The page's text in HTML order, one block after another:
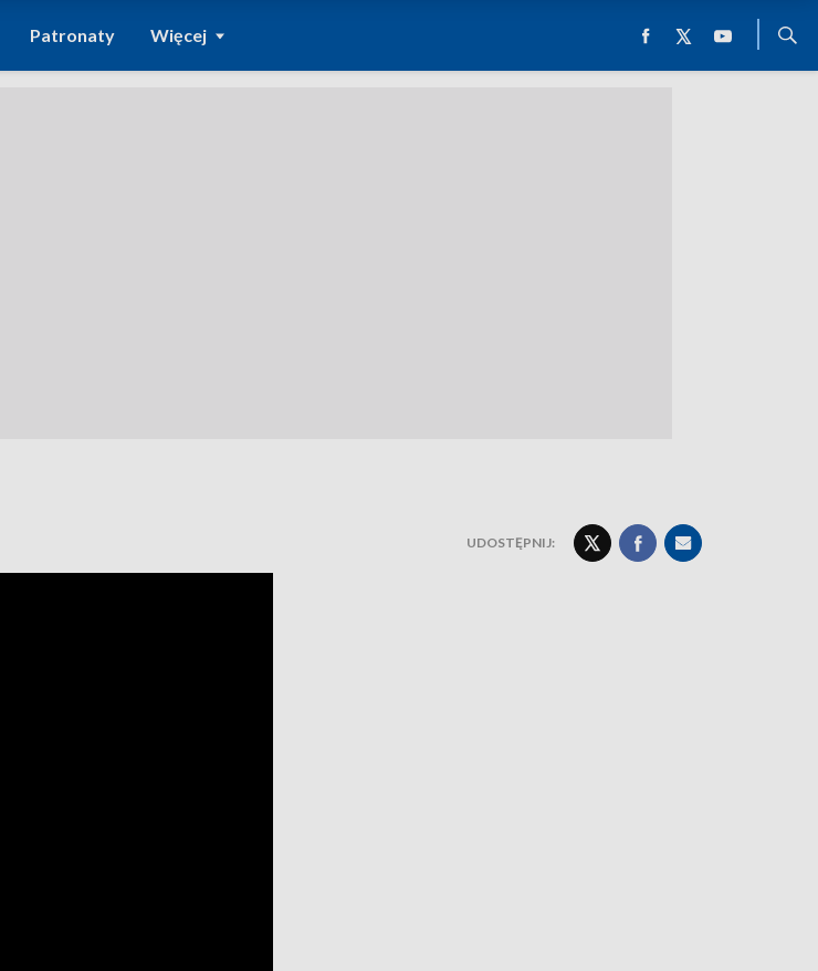
Patronaty Więcej
UDOSTĘPNIJ: